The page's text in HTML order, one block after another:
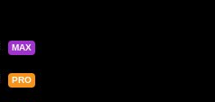
MAX
PRO